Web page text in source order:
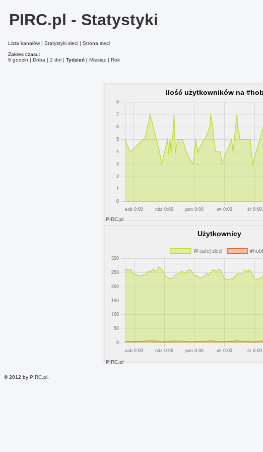
PIRC.pl - Statystyki
Lista kanałów Statystyki sieci
Strona sieci
Zakres czasu:
6 godzin
Doba 2 dni Tydzień Miesiąc Rok
© 2012 by PIRC.pl